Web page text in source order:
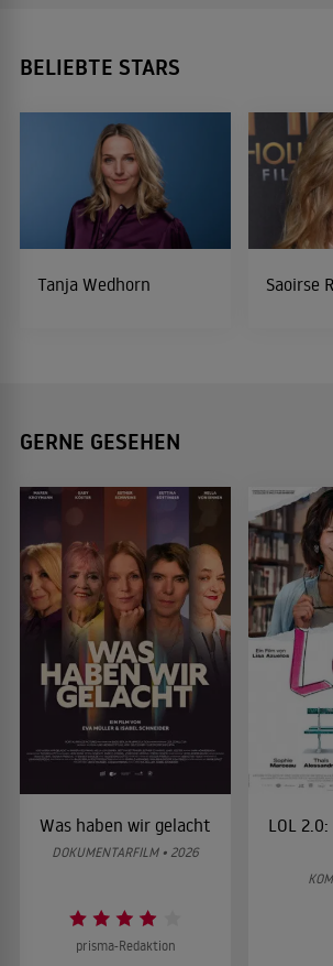
BELIEBTE STARS
Tanja Wedhorn Saoirse
GERNE GESEHEN
Was haben wir gelacht
DOKUMENTARFILM • 2026
prisma-Redaktion
LOL